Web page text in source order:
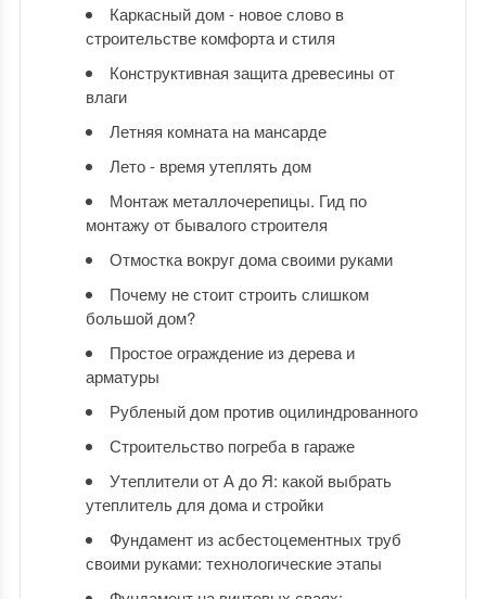
Каркасный дом - новое слово в
строительстве комфорта и стиля
Конструктивная защита древесины от
влаги
Летняя комната на мансарде
Лето - время утеплять дом
Монтаж металлочерепицы. Гид по
монтажу от бывалого строителя
Отмостка вокруг дома своими руками
Почему не стоит строить слишком
большой дом?
Простое ограждение из дерева и
арматуры
Рубленый дом против оцилиндрованного
Строительство погреба в гараже
Утеплители от А до Я: какой выбрать
утеплитель для дома и стройки
Фундамент из асбестоцементных труб
своими руками: технологические этапы